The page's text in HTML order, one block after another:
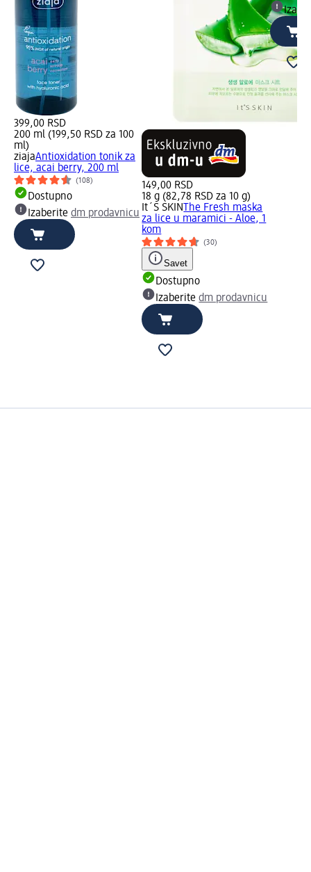
399,00 RSD
200 ml (199,50 RSD za 100
ml)
ziajaAntioxidation tonik za
lice, acai berry, 200 ml
(108)
Dostupno
Izaberite dm prodavnicu
149,00 RSD
18 g (82,78 RSD za 10 g)
It´S SKIN
The Fresh maska
za lice u maramici - Aloe, 1
kom
(30)
Savet
Dostupno
Izaberitedm prodavnicu